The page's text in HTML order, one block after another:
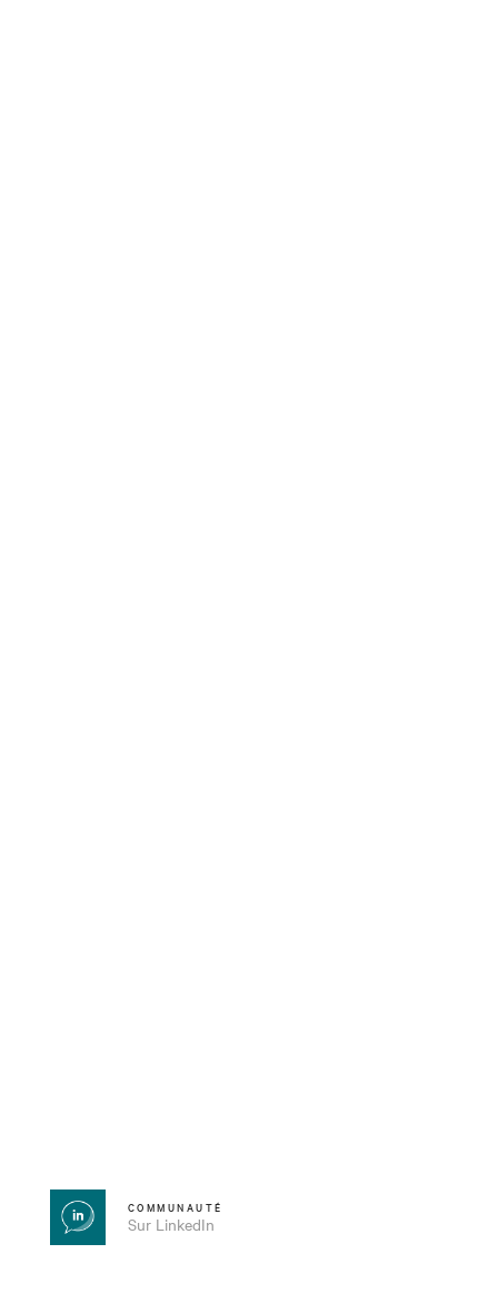
COMMUNAUTÉ
Sur LinkedIn